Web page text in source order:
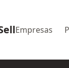
Empresas